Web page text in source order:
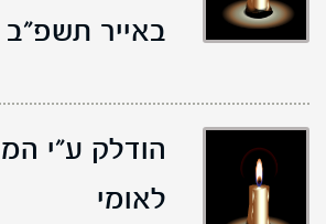
באייר תשפ"ב
הודלק ע"י
לאומי